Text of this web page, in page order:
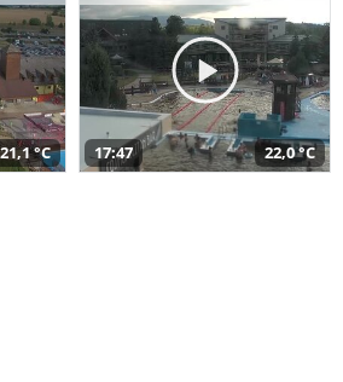
21,1 °C 17:47 22,0 °C